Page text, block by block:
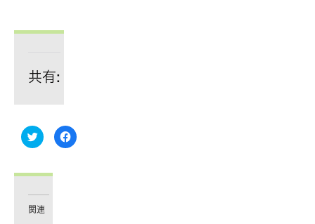
共有:
ク
リ
て
で
有
Facebook
で
関連